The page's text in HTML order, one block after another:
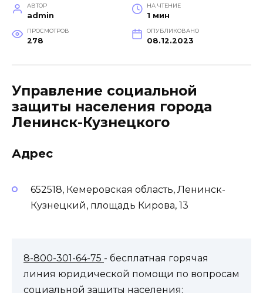
АВТОР
admin
НА ЧТЕНИЕ
1 мин
ПРОСМОТРОВ
278
ОПУБЛИКОВАНО
08.12.2023
Управление социальной
защиты населения города
Ленинск-Кузнецкого
Адрес
652518, Кемеровская область, Ленинск-
Кузнецкий, площадь Кирова, 13
8-800-301-64-75 - бесплатная горячая
линия юридической помощи по вопросам
социальной защиты населения: